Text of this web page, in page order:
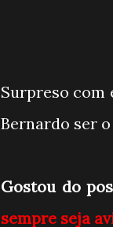
Surpreso com
Bernardo ser
Gostou do
sempre seja